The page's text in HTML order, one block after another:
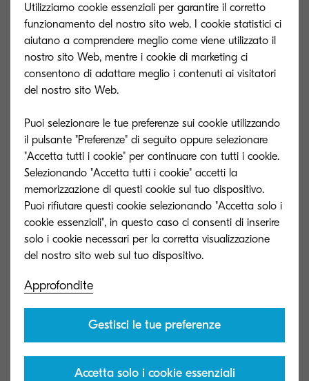
in legno
Capacità (fogli)
Dimensioni (L x P
x A)
(L x P x A): 565 x 520 x 490
mm
massimo un cassetto
CB-480L
Tipo generale
Mobiletto di supporto basso
Dimensioni (L x P
x A)
(L x P x A): 565 x 520 x 330
mm
Utilizziamo cookie essenziali per garantire il corretto
funzionamento del nostro sito web. I cookie statistici ci
aiutano a comprendere meglio come viene utilizzato il
nostro sito Web, mentre i cookie di marketing ci
consentono di adattare meglio i contenuti ai visitatori
del nostro sito Web.
Puoi selezionare le tue preferenze sui cookie utilizzando
il pulsante "Preferenze" di seguito oppure selezionare
"Accetta tutti i cookie" per continuare con tutti i cookie.
Selezionando "Accetta tutti i cookie" accetti la
memorizzazione di questi cookie sul tuo dispositivo.
Puoi rifiutare questi cookie selezionando "Accetta solo i
cookie essenziali", in questo caso ci consenti di inserire
solo i cookie necessari per la corretta visualizzazione
Approfondite
Gestisci le tue preferenze
Accetta solo i cookie essenziali